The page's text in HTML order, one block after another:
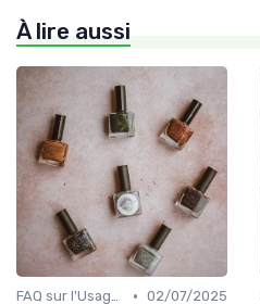
À lire aussi
FAQ sur l'Usage des Cosmétiques Bio • 02/07/2025